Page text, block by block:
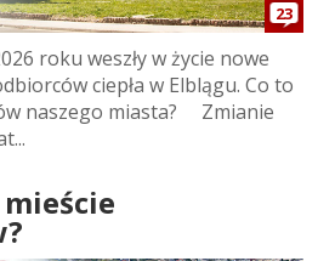
23
roku weszły w życie nowe
ciepła w Elblągu. Co to
naszego miasta? Zmianie